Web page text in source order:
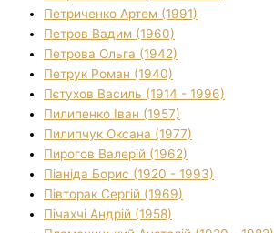
Петриченко Артем (1991)
Петров Вадим (1960)
Петрова Ольга (1942)
Петрук Роман (1940)
Пєтухов Василь (1914 - 1996)
Пилипенко Іван (1957)
Пилипчук Оксана (1977)
Пирогов Валерій (1962)
Піаніда Борис (1920 - 1993)
Півторак Сергій (1969)
Пічахчі Андрій (1958)